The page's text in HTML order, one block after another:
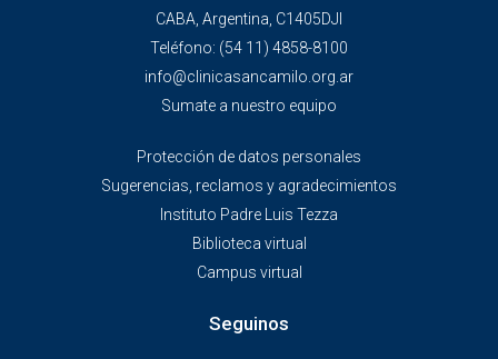
CABA, Argentina, C1405DJI
Teléfono: (54 11) 4858-8100
info@clinicasancamilo.org.ar
Sumate a nuestro equipo
Protección de datos personales
Sugerencias, reclamos y agradecimientos
Instituto Padre Luis Tezza
Biblioteca virtual
Campus virtual
Seguinos